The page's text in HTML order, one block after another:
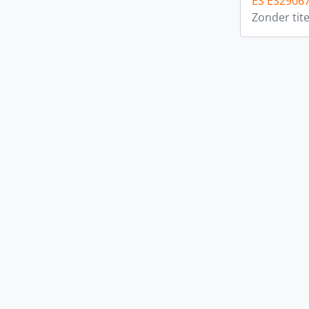
Zonder